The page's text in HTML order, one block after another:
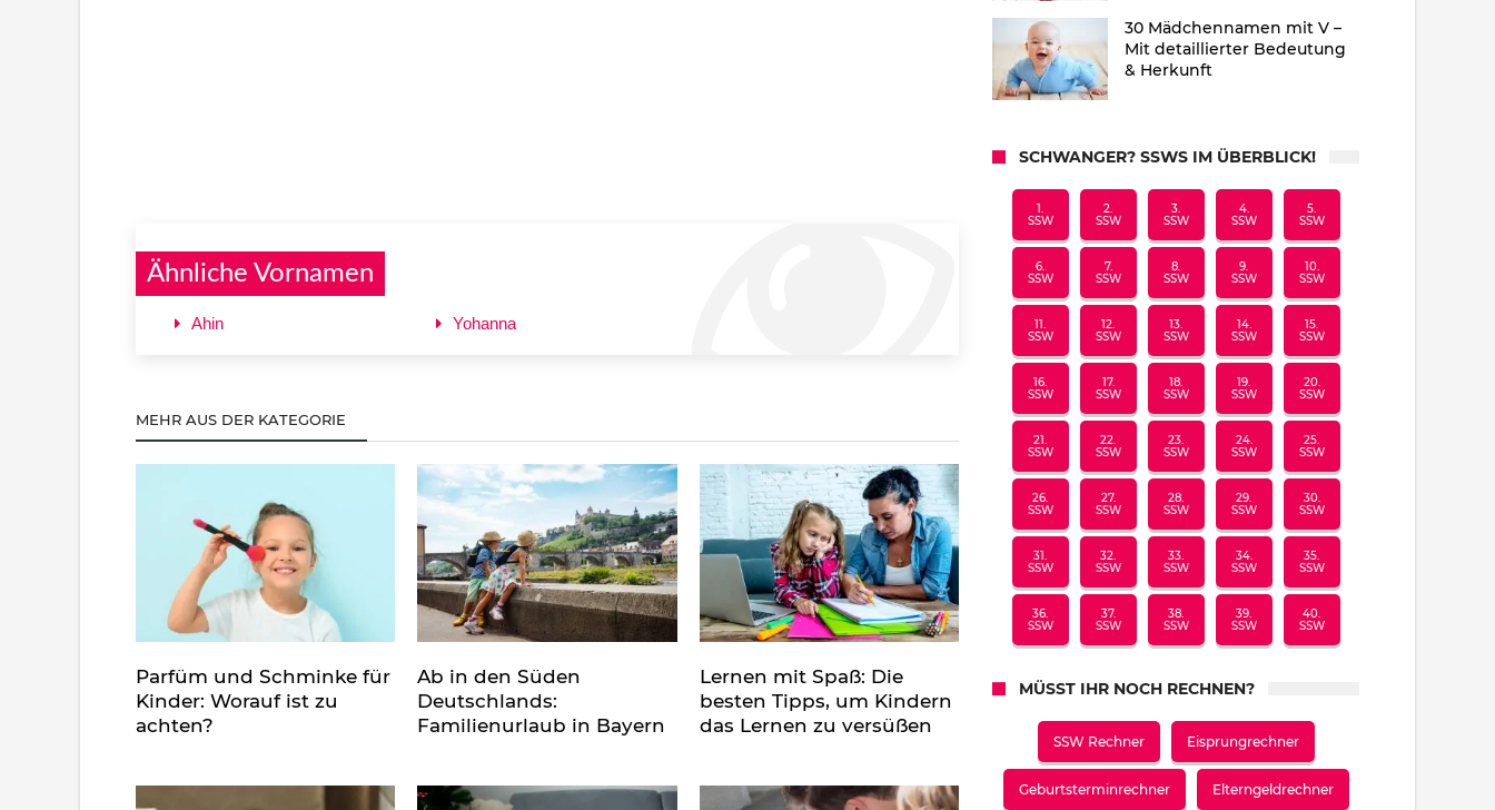
Ähnliche Vornamen
Ahin Yohanna
MEHR AUS DER KATEGORIE
Parfüm und Schminke für
Kinder: Worauf ist zu
achten?
Ab in den Süden
Deutschlands:
Familienurlaub in Bayern
Lernen mit Spaß: Die
besten Tipps, um Kindern
das Lernen zu versüßen
30 Mädchennamen mit V –
Mit detaillierter Bedeutung
& Herkunft
SCHWANGER? SSWS IM ÜBERBLICK!
1.
SSW
2.
SSW
3.
SSW
4.
SSW
5.
SSW
6.
SSW
7.
SSW
8.
SSW
9.
SSW
10.
SSW
11.
SSW
12.
SSW
13.
SSW
14.
SSW
15.
SSW
16.
SSW
17.
SSW
18.
SSW
19.
SSW
20.
SSW
21.
SSW
22.
SSW
23.
SSW
24.
SSW
25.
SSW
26.
SSW
27.
SSW
28.
SSW
29.
SSW
30.
SSW
31.
SSW
32.
SSW
33.
SSW
34.
SSW
35.
SSW
36.
SSW
37.
SSW
38.
SSW
39.
SSW
40.
SSW
MÜSST IHR NOCH RECHNEN?
SSW Rechner Eisprungrechner
Geburtsterminrechner Elterngeldrechner